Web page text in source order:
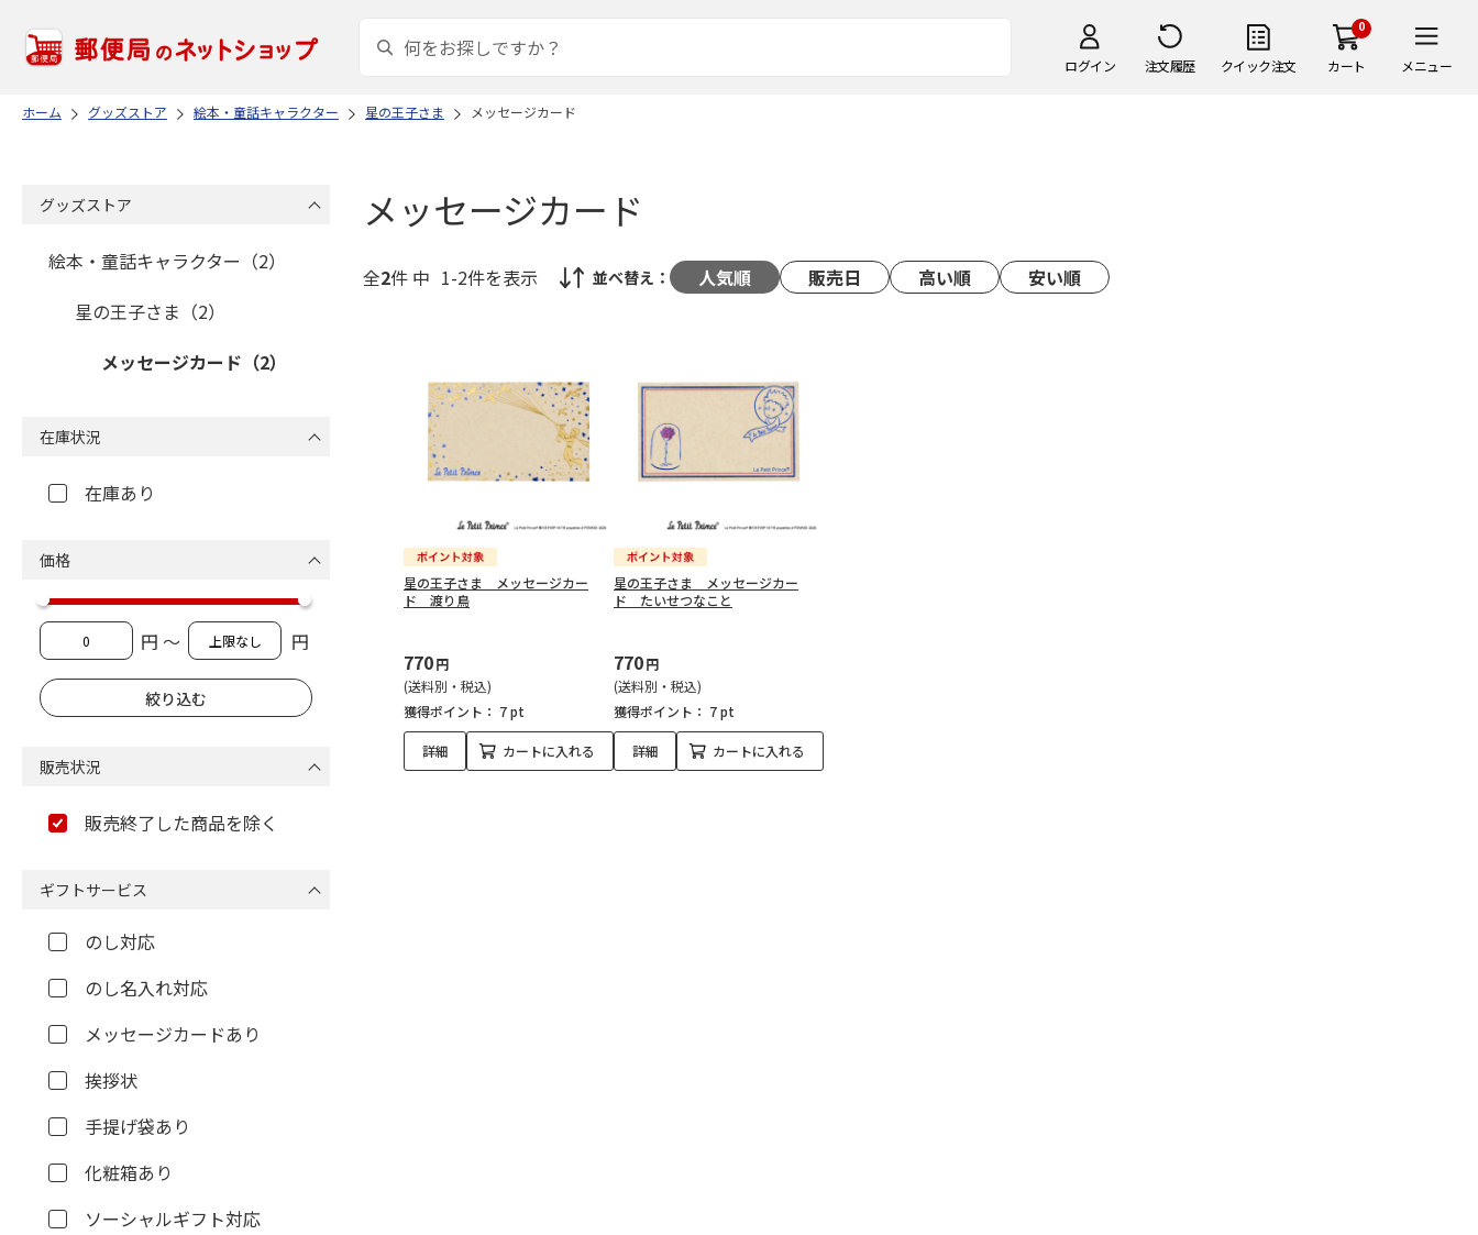
ログイン 注文履歴 クイック注文
0
カート メニュー
ホーム グッズストア 絵本・童話キャラクター 星の王子さま メッセージカード
メッセージカード
全2件 中 1-2件を表示 並べ替え： 人気順 販売日 高い順 安い順
星の王子さま メッセージカー
ド 渡り鳥
770円
(送料別・税込)
獲得ポイント： 7 pt
詳細 カートに入れる
星の王子さま メッセージカー
ド たいせつなこと
770円
(送料別・税込)
獲得ポイント： 7 pt
詳細 カートに入れる
グッズストア
絵本・童話キャラクター（2）
星の王子さま（2）
メッセージカード（2）
在庫状況
在庫あり
価格
円 ～ 円
販売状況
販売終了した商品を除く
ギフトサービス
のし対応
のし名入れ対応
メッセージカードあり
挨拶状
手提げ袋あり
化粧箱あり
ソーシャルギフト対応